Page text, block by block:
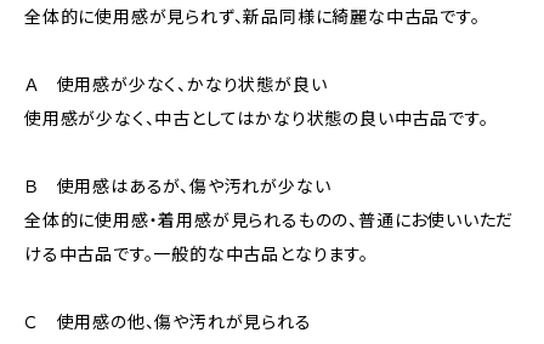
全体的に使用感が見られず、新品同様に綺麗な中古品です。
Ａ 使用感が少なく、かなり状態が良い
使用感が少なく、中古としてはかなり状態の良い中古品です。
Ｂ 使用感はあるが、傷や汚れが少ない
全体的に使用感・着用感が見られるものの、普通にお使いいただ
ける中古品です。一般的な中古品となります。
Ｃ 使用感の他、傷や汚れが見られる